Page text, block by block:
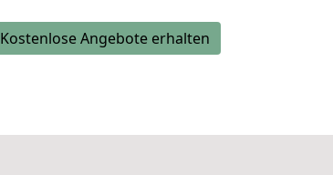
Kostenlose Angebote erhalten